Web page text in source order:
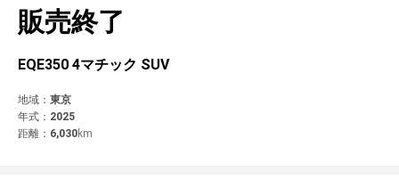
カタログ情報
アカウントの確認・編集
ボディ修理
ヤナセの歴史
フォルクスワーゲン認定中古車
新車情報
金融商品の勧誘方針
販売終了
EQE350 4マチック SUV
地域： 東京
年式： 2025
距離： 6,030km